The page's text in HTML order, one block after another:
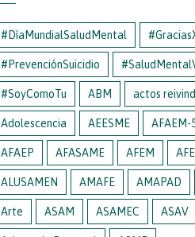
#DíaMundialSaludMental
#PrevenciónSuicidio
#SoyComoTu ABM actos
Adolescencia AEESME AFAEM-
AFAEP AFASAME AFEM
ALUSAMEN AMAFE AMAPAD
Arte ASAM ASAMEC ASAV